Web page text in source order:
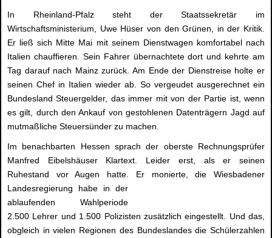
In Rheinland-Pfalz steht der Staatssekretär im
Wirtschaftsministerium, Uwe Hüser von den Grünen, in der Kritik.
Er ließ sich Mitte Mai mit seinem Dienstwagen komfortabel nach
Italien chauffieren. Sein Fahrer übernachtete dort und kehrte am
Tag darauf nach Mainz zurück. Am Ende der Dienstreise holte er
seinen Chef in Italien wieder ab. So vergeudet ausgerechnet ein
Bundesland Steuergelder, das immer mit von der Partie ist, wenn
es gilt, durch den Ankauf von gestohlenen Datenträgern Jagd auf
mutmaßliche Steuersünder zu machen.
Im benachbarten Hessen sprach der oberste Rechnungsprüfer
Manfred Eibelshäuser Klartext. Leider erst, als er seinen
Ruhestand vor Augen hatte. Er monierte, die Wiesbadener
Landesregierung habe in der
ablaufenden Wahlperiode
2.500 Lehrer und 1.500 Polizisten zusätzlich eingestellt. Und das,
obgleich in vielen Regionen des Bundeslandes die Schülerzahlen